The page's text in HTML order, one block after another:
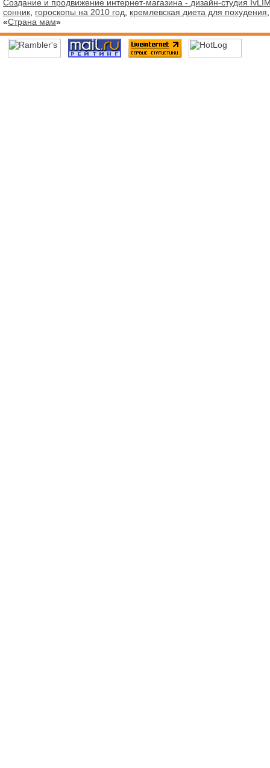
Создание и продвижение интернет-магазина - дизайн-студия
сонник гороскопы на 2010 год кремлевская диета для похудения
«Страна мам»